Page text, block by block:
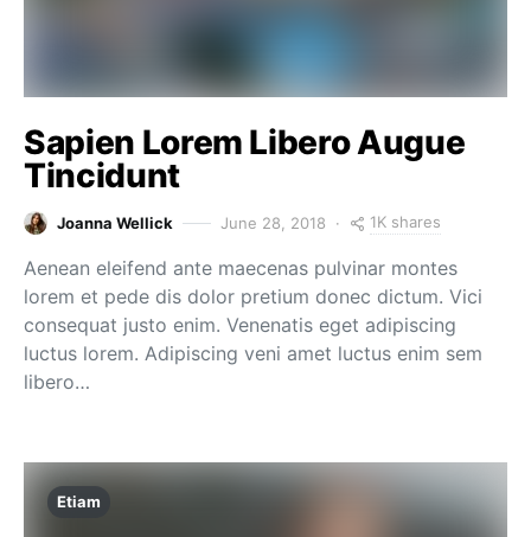
Sapien Lorem Libero Augue
Tincidunt
Joanna Wellick June 28, 2018 1K shares
Aenean eleifend ante maecenas pulvinar montes
lorem et pede dis dolor pretium donec dictum. Vici
consequat justo enim. Venenatis eget adipiscing
luctus lorem. Adipiscing veni amet luctus enim sem
libero…
Etiam